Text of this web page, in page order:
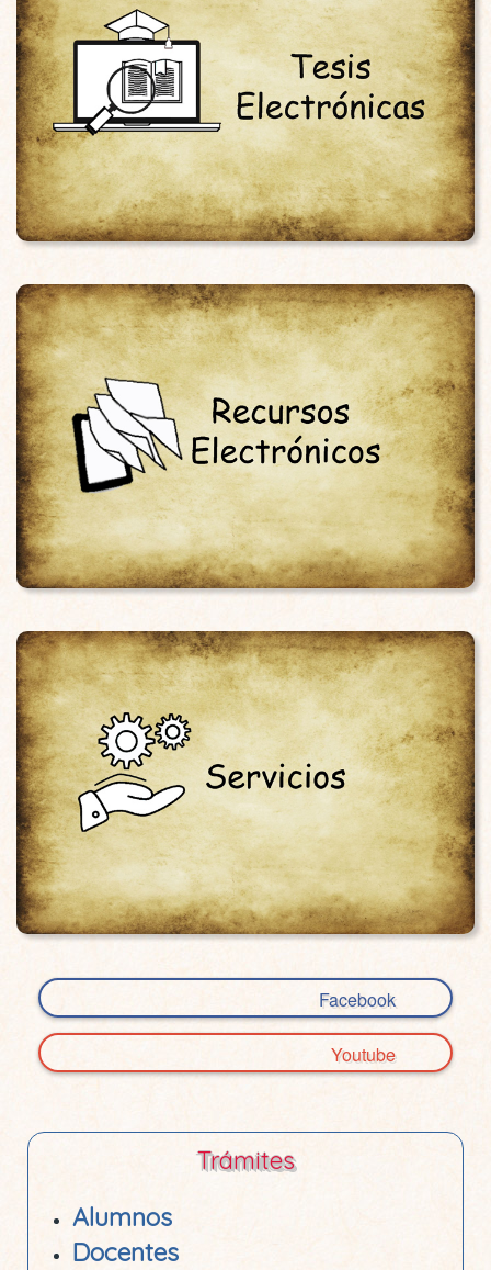
Facebook
Youtube
Trámites
Alumnos
Docentes